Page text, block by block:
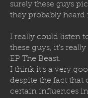
surely these guys
they probably heard
I really could listen
these guys, it's
EP The Beast.
I think it's a very
despite the fact that
certain influences